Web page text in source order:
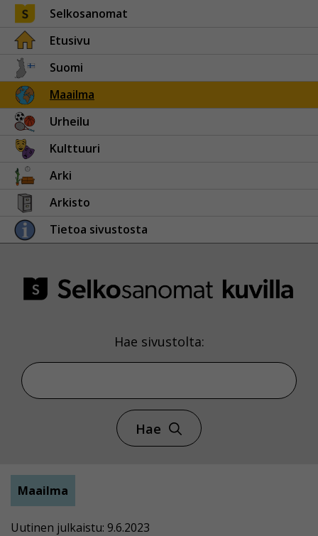
Selkosanomat
Etusivu
Suomi
Maailma
Urheilu
Kulttuuri
Arki
Arkisto
Tietoa sivustosta
Hae sivustolta:
Hae
Maailma
Uutinen julkaistu: 9.6.2023